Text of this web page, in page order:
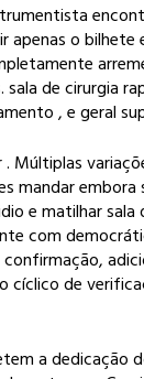
apenas o
de cirurgia
, e geral
mandar embora
e matilhar
com
cíclico de
a dedicação